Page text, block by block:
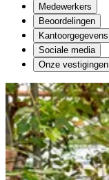
Medewerkers
Beoordelingen
Kantoorgegevens
Sociale media
Onze vestigingen